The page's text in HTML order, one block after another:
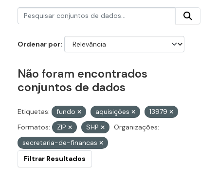
Ordenar por
Não foram encontrados
conjuntos de dados
Etiquetas: fundo aquisições
13979
Formatos:
ZIP SHP
Organizações:
secretaria-de-financas
Filtrar Resultados